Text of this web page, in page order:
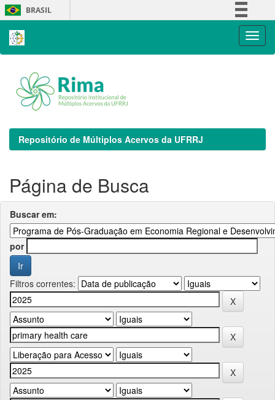
Skip
navigation
BRASIL
Repositório de Múltiplos Acervos da UFRRJ
Página de Busca
Buscar em:
por
Filtros correntes: